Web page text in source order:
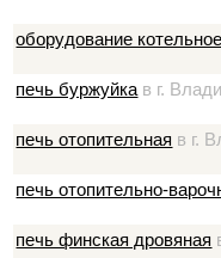
оборудование котельное
печь буржуйка в г.
печь отопительная в г.
печь отопительно-
печь финская дровяная